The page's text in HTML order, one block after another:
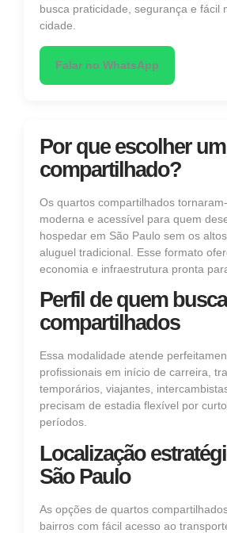
busca praticidade, segurança e fácil
cidade.
Falar no WhatsApp
Por que escolher
compartilhado?
Os quartos compartilhados
moderna e acessível para quem
hospedar em São Paulo sem os
aluguel tradicional. Esse formato
economia e infraestrutura pronta
Perfil de quem
compartilhados
Essa modalidade atende
profissionais em início de carreira,
temporários, viajantes,
precisam de estadia flexível por
períodos.
Localização
São Paulo
As opções de quartos
bairros com fácil acesso ao